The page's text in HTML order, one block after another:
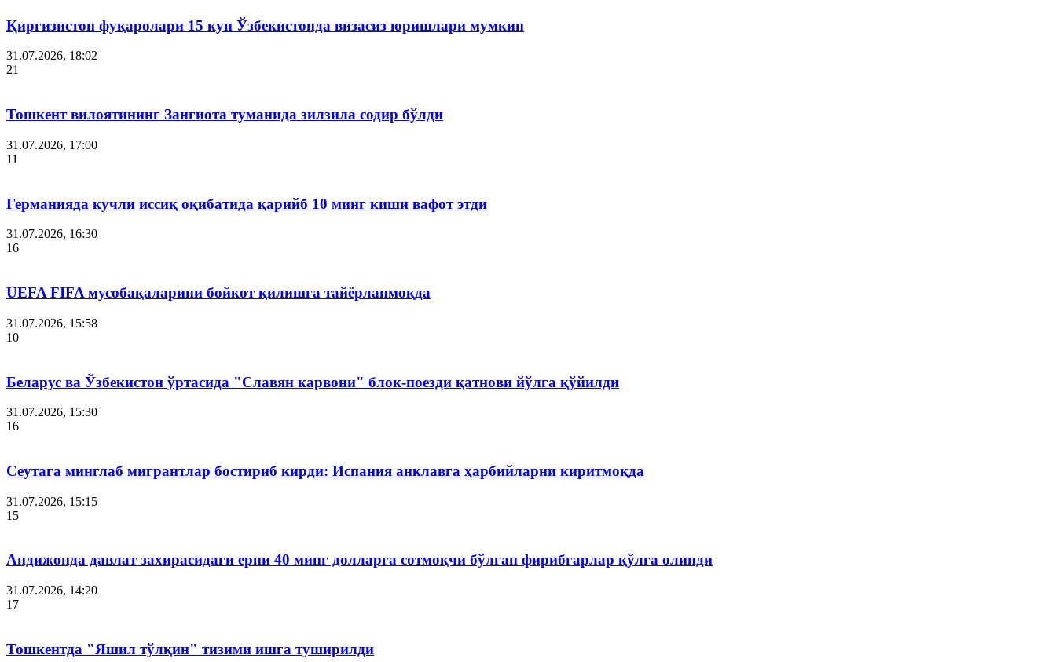
Қирғизистон фуқаролари 15 кун Ўзбекистонда визасиз юришлари мумкин
31.07.2026, 18:02
21
Тошкент вилоятининг Зангиота туманида зилзила содир бўлди
31.07.2026, 17:00
11
Германияда кучли иссиқ оқибатида қарийб 10 минг киши вафот этди
31.07.2026, 16:30
16
UEFA FIFA мусобақаларини бойкот қилишга тайёрланмоқда
31.07.2026, 15:58
10
Беларус ва Ўзбекистон ўртасида "Славян карвони" блок-поезди қатнови йўлга қўйилди
31.07.2026, 15:30
16
Сеутага минглаб мигрантлар бостириб кирди: Испания анклавга ҳарбийларни киритмоқда
31.07.2026, 15:15
15
Андижонда давлат захирасидаги ерни 40 минг долларга сотмоқчи бўлган фирибгарлар қўлга олинди
31.07.2026, 14:20
17
Тошкентда "Яшил тўлқин" тизими ишга туширилди